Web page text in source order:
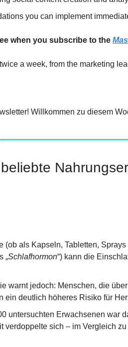
you can implement
when you subscribe to the
a week, from the marketing
Willkommen zu diesem
(ob als Kapseln, Tabletten,
„Schlafhormon“) kann die
warnt jedoch: Menschen, die
ein deutlich höheres Risiko für
untersuchten Erwachsenen war
verdoppelte sich – im Vergleich